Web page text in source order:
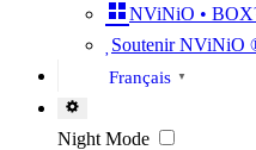
NViNiO •
Soutenir NViNiO
Français ▼
Night Mode